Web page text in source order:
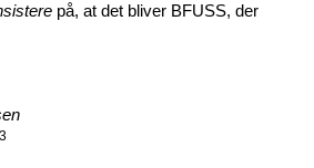
på, at det bliver BFUSS, der